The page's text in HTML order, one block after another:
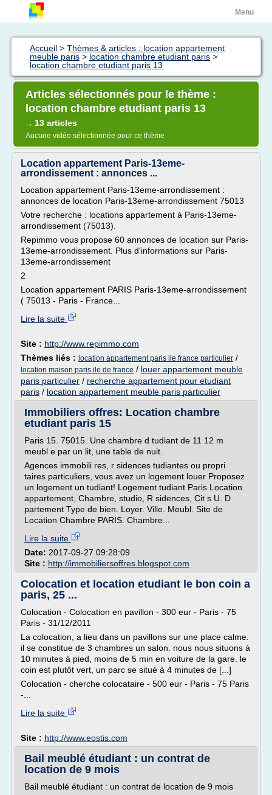
Menu
Accueil > Thèmes & articles : location appartement
meuble paris > location chambre etudiant paris >
location chambre etudiant paris 13
Articles sélectionnés pour le thème :
location chambre etudiant paris 13
→ 13 articles
Aucune vidéo sélectionnée pour ce thème
Location appartement Paris-13eme-
arrondissement : annonces ...
Location appartement Paris-13eme-arrondissement :
annonces de location Paris-13eme-arrondissement 75013
Votre recherche : locations appartement à Paris-13eme-
arrondissement (75013).
Repimmo vous propose 60 annonces de location sur Paris-
13eme-arrondissement. Plus d'informations sur Paris-
13eme-arrondissement
2
Location appartement PARIS Paris-13eme-arrondissement
( 75013 - Paris - France...
Lire la suite
Site : http://www.repimmo.com
Thèmes liés : location appartement paris ile france particulier /
location maison paris ile de france / louer appartement meuble
paris particulier / recherche appartement pour etudiant
paris / location appartement meuble paris particulier
Immobiliers offres: Location chambre
etudiant paris 15
Paris 15. 75015. Une chambre d tudiant de 11 12 m
meubl e par un lit, une table de nuit.
Agences immobili res, r sidences tudiantes ou propri
taires particuliers, vous avez un logement louer Proposez
un logement un tudiant! Logement tudiant Paris Location
appartement, Chambre, studio, R sidences, Cit s U. D
partement Type de bien. Loyer. Ville. Meubl. Site de
Location Chambre PARIS. Chambre...
Lire la suite
Date: 2017-09-27 09:28:09
Site : http://immobiliersoffres.blogspot.com
Colocation et location etudiant le bon coin a
paris, 25 ...
Colocation - Colocation en pavillon - 300 eur - Paris - 75
Paris - 31/12/2011
La colocation, a lieu dans un pavillons sur une place calme.
il se constitue de 3 chambres un salon. nous nous situons à
10 minutes à pied, moins de 5 min en voiture de la gare. le
coin est plutôt vert, un parc se situé à 4 minutes de [...]
Colocation - cherche colocataire - 500 eur - Paris - 75 Paris
-...
Lire la suite
Site : http://www.eostis.com
Bail meublé étudiant : un contrat de
location de 9 mois
Bail meublé étudiant : un contrat de location de 9 mois